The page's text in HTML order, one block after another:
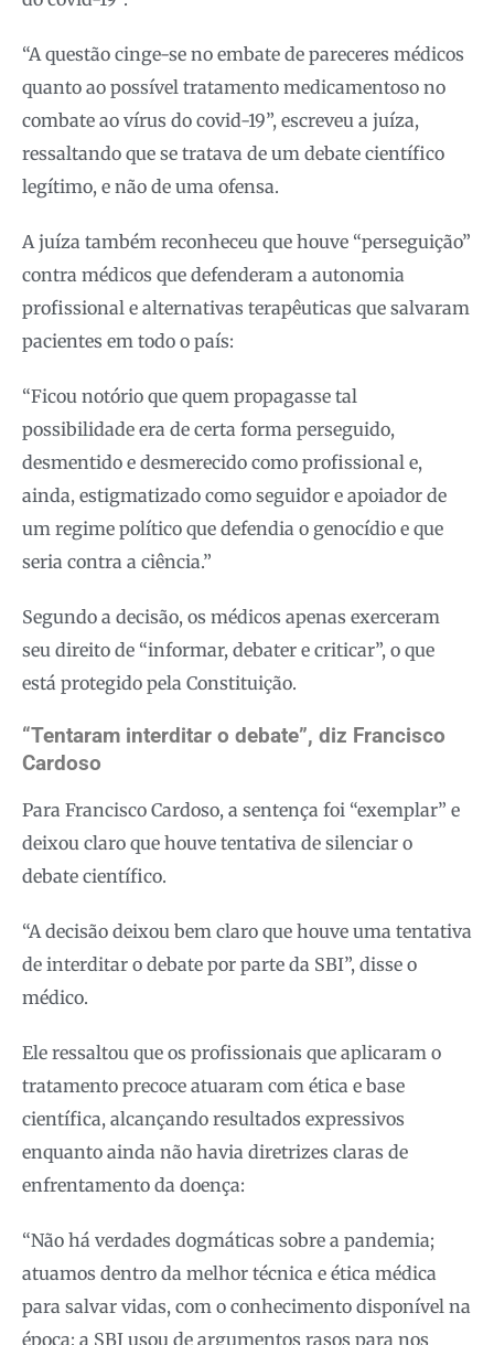
“A questão cinge-se no embate de pareceres médicos
quanto ao possível tratamento medicamentoso no
combate ao vírus do covid-19”, escreveu a juíza,
ressaltando que se tratava de um debate científico
legítimo, e não de uma ofensa.
A juíza também reconheceu que houve “perseguição”
contra médicos que defenderam a autonomia
profissional e alternativas terapêuticas que salvaram
pacientes em todo o país:
“Ficou notório que quem propagasse tal
possibilidade era de certa forma perseguido,
desmentido e desmerecido como profissional e,
ainda, estigmatizado como seguidor e apoiador de
um regime político que defendia o genocídio e que
seria contra a ciência.”
Segundo a decisão, os médicos apenas exerceram
seu direito de “informar, debater e criticar”, o que
está protegido pela Constituição.
“Tentaram interditar o debate”, diz Francisco
Cardoso
Para Francisco Cardoso, a sentença foi “exemplar” e
deixou claro que houve tentativa de silenciar o
debate científico.
“A decisão deixou bem claro que houve uma tentativa
de interditar o debate por parte da SBI”, disse o
médico.
Ele ressaltou que os profissionais que aplicaram o
tratamento precoce atuaram com ética e base
científica, alcançando resultados expressivos
enquanto ainda não havia diretrizes claras de
enfrentamento da doença:
“Não há verdades dogmáticas sobre a pandemia;
atuamos dentro da melhor técnica e ética médica
para salvar vidas, com o conhecimento disponível na
época; a SBI usou de argumentos rasos para nos